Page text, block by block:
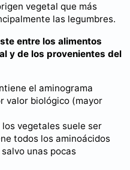
vegetal que más
las legumbres.
entre los alimentos
y de los provenientes del
el aminograma
valor biológico (mayor
vegetales suele ser
todos los aminoácidos
unas pocas